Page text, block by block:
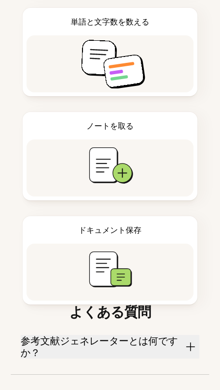
単語と文字数を数える
ノートを取る
ドキュメント保存
よくある質問
参考文献ジェネレーターとは何です
か？